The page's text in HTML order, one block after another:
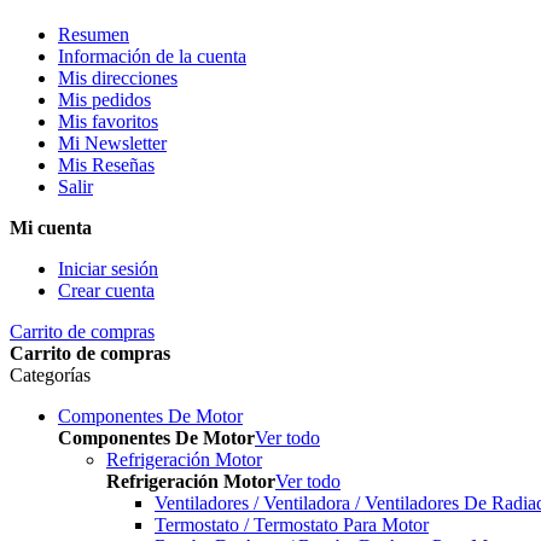
Resumen
Información de la cuenta
Mis direcciones
Mis pedidos
Mis favoritos
Mi Newsletter
Mis Reseñas
Salir
Mi cuenta
Iniciar sesión
Crear cuenta
Carrito de compras
Carrito de compras
Categorías
Componentes De Motor
Componentes De MotorVer todo
Refrigeración Motor
Refrigeración MotorVer todo
Ventiladores / Ventiladora / Ventiladores De
Termostato / Termostato Para Motor